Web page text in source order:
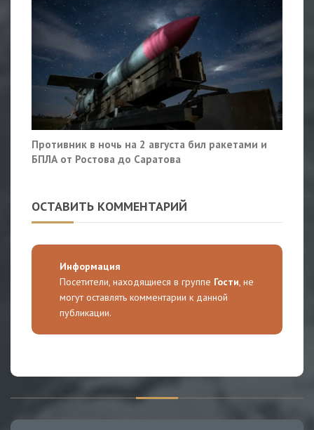
Противник в ночь на 2 августа бил ракетами и
БПЛА от Ростова до Саратова
ОСТАВИТЬ КОММЕНТАРИЙ
Информация
Посетители, находящиеся в группе Гости, не
могут оставлять комментарии к данной
публикации.